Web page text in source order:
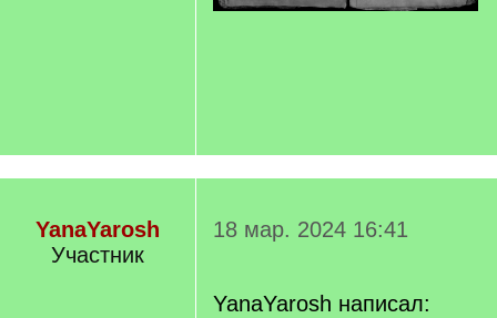
YanaYarosh
Участник
18 мар. 2024 16:41
YanaYarosh написал: